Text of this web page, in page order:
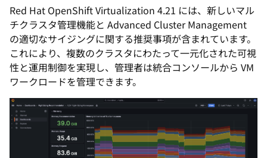
Red Hat OpenShift Virtualization 4.21 には、新しいマル
チクラスタ管理機能と Advanced Cluster Management
の適切なサイジングに関する推奨事項が含まれています。
これにより、複数のクラスタにわたって一元化された可視
性と運用制御を実現し、管理者は統合コンソールから VM
ワークロードを管理できます。